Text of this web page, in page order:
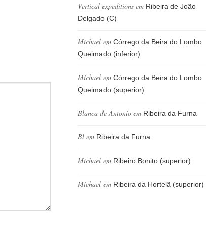
Vertical expeditions em Ribeira de João
Delgado (C)
Michael em Córrego da Beira do Lombo
Queimado (inferior)
Michael em Córrego da Beira do Lombo
Queimado (superior)
Blanca de Antonio em Ribeira da Furna
Bl em Ribeira da Furna
Michael em Ribeiro Bonito (superior)
Michael em Ribeira da Hortelã (superior)